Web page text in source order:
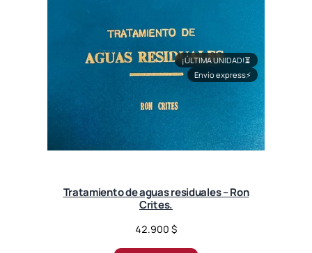
¡ÚLTIMA UNIDAD!⏳
Envío express⚡
Tratamiento de aguas residuales – Ron
Crites.
42.900 $